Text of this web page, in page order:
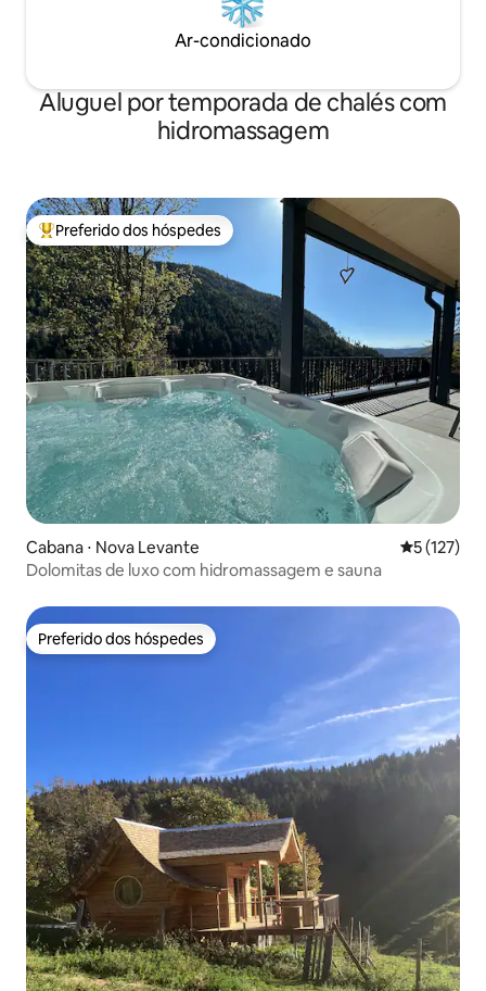
Ar-condicionado
Aluguel por temporada de chalés com
hidromassagem
Entre os melhores preferidos dos hóspedes
Preferido dos hóspedes
Cabana ⋅ Nova Levante 5 de uma
5 (127)
Dolomitas de luxo com hidromassagem e sauna
Preferido dos hóspedes
Preferido dos hóspedes